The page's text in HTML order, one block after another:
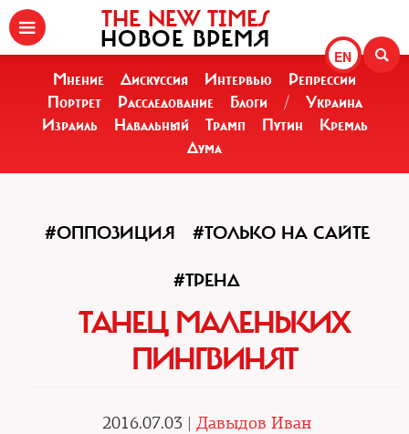
EN
THE NEW TIMES
НОВОЕ ВРЕМЯ
Мнение Дискуссия Интервью
Репрессии
Портрет
Расследование Блоги /
Украина
Израиль
Навальный Трамп Путин
Кремль
Дума
#ОППОЗИЦИЯ #ТОЛЬКО НА САЙТЕ
#ТРЕНД
ТАНЕЦ МАЛЕНЬКИХ
ПИНГВИНЯТ
2016.07.03 | Давыдов Иван